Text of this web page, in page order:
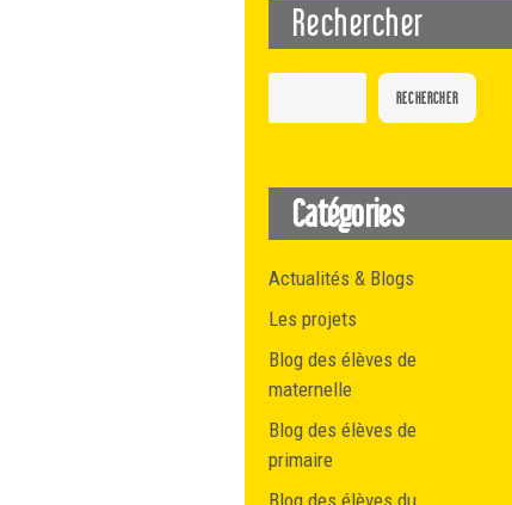
Rechercher
RECHERCHER
Catégories
Actualités & Blogs
Les projets
Blog des élèves de
maternelle
Blog des élèves de
primaire
Blog des élèves du